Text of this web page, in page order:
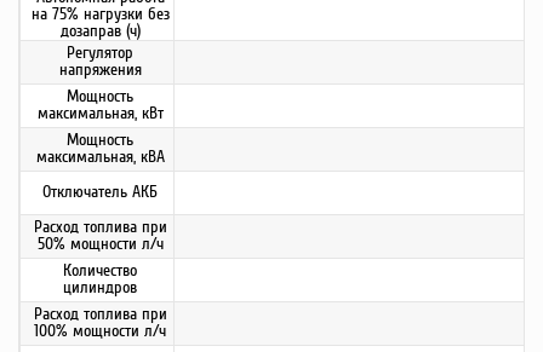
на 75% нагрузки без
дозаправ (ч)
Регулятор
напряжения
Мощность
максимальная, кВт
Мощность
максимальная, кВА
Отключатель АКБ
Расход топлива при
50% мощности л/ч
Количество
цилиндров
Расход топлива при
100% мощности л/ч